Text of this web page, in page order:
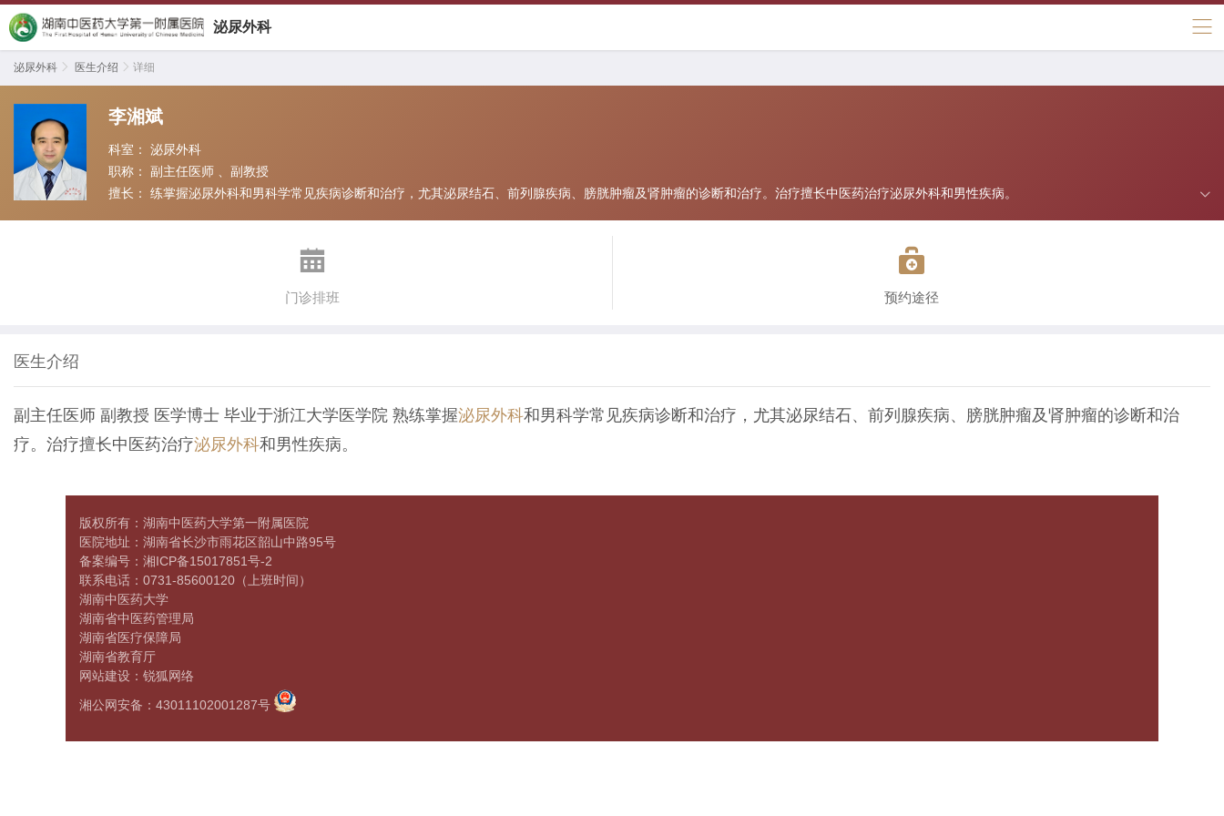
泌尿外科
泌尿外科  医生介绍  详细
李湘斌
科室：
泌尿外科
职称： 副主任医师 、副教授
擅长： 练掌握泌尿外科和男科学常见疾病诊断和治疗，尤其泌尿结石、前列腺疾病、膀胱肿瘤及肾肿瘤的诊断和治疗。治疗擅长中医药治疗泌尿外科和男性疾病。

门诊排班

预约途径
医生介绍
副主任医师 副教授 医学博士 毕业于浙江大学医学院 熟练掌握泌尿外科和男科学常见疾病诊断和治疗，尤其泌尿结石、前列腺疾病、膀胱肿瘤及肾肿瘤的诊断和治
疗。治疗擅长中医药治疗泌尿外科和男性疾病。
版权所有：湖南中医药大学第一附属医院
医院地址：湖南省长沙市雨花区韶山中路95号
备案编号： 湘ICP备15017851号-2
联系电话：0731-85600120 （上班时间）
湖南中医药大学
湖南省中医药管理局
湖南省医疗保障局
湖南省教育厅
网站建设 ： 锐狐网络
湘公网安备：43011102001287号